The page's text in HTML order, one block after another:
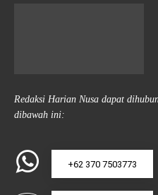
Redaksi Harian Nusa dapat
dibawah ini:
+62 370 7503773